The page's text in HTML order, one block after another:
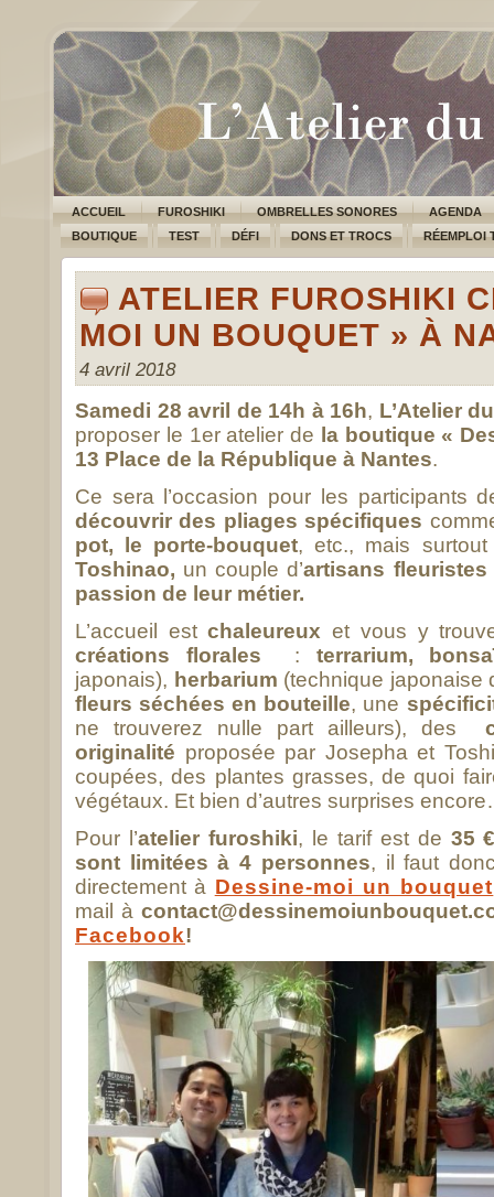
ACCUEIL FUROSHIKI OMBRELLES SONORES
AGENDA
BOUTIQUE
TEST DÉFI DONS ET TROCS RÉEMPLOI
ATELIER FUROSHIKI
MOI UN BOUQUET » À
4 avril 2018
Samedi 28 avril de 14h à 16h, L’Atelier
proposer le 1er atelier de la boutique «
13 Place de la République à Nantes.
Ce sera l’occasion pour les participants
découvrir des pliages spécifiques
pot, le porte-bouquet, etc., mais
Toshinao, un couple d’artisans
passion de leur métier.
L’accueil estchaleureux et vous y
créations florales : terrarium,
japonais), herbarium (technique japonaise
fleurs séchées en bouteille, une
ne trouverez nulle part ailleurs), des
originalité proposée par Josepha et
coupées, des plantes grasses, de quoi
végétaux. Et bien d’autres surprises
Pour l’atelier furoshiki, le tarif est de 35
sont limitées à 4 personnes, il faut
directement à Dessine-moi un bouquet
mail à
Facebook!